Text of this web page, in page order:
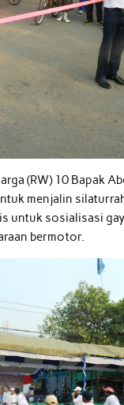
(RW) 10 Bapak
menjalin
untuk sosialisasi
bermotor.